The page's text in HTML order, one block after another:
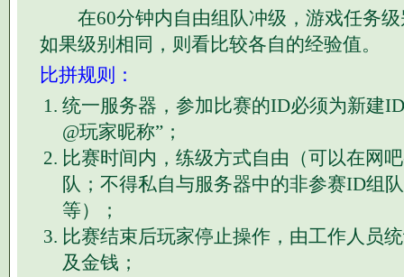
在60分钟内自由组队冲级，游戏任务级
如果级别相同，则看比较各自的经验值。
比拼规则：
统一服务器，参加比赛的ID必须为新建
@玩家昵称”；
比赛时间内，练级方式自由（可以在网
队；不得私自与服务器中的非参赛ID组
等）；
比赛结束后玩家停止操作，由工作人员
及金钱；